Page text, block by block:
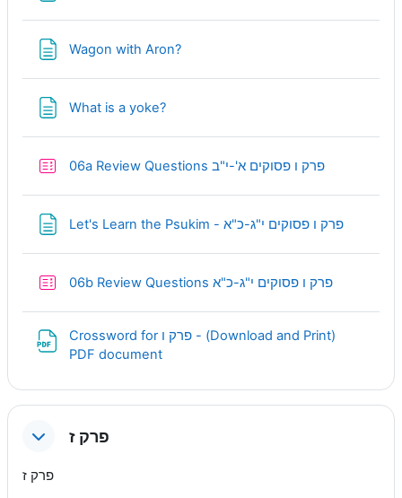
Wagon with Aron?Page
What is a yoke?Page
06a Review Questions פרק ו פסוקים א'-י"בQuiz
Let's Learn the Psukim - פרק ו פסוקים י"ג-כ"אPage
06b Review Questions פרק ו פסוקים י"ג-כ"אQuiz
Crossword for פרק ו - (Download and Print)
PDF documentURL
פרק ז
פרק ז